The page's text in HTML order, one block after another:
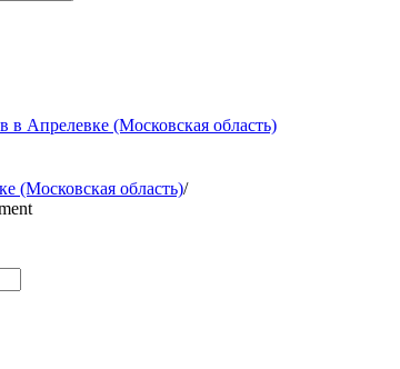
в Апрелевке (Московская область)
(Московская область)/